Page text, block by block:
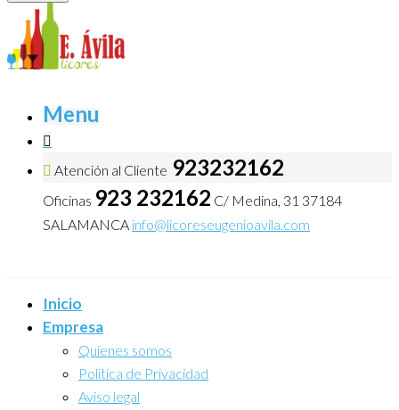
Menu
Atención al Cliente 923232162
Oficinas 923 232162 C/ Medina, 31 37184
SALAMANCA info@licoreseugenioavila.com
Inicio
Empresa
Quienes somos
Politica de Privacidad
Aviso legal